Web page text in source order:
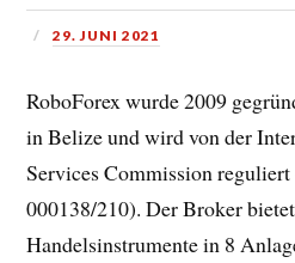
29. JUNI 2021
RoboForex wurde 2009
in Belize und wird von der
Services Commission
000138/210). Der Broker
Handelsinstrumente in 8